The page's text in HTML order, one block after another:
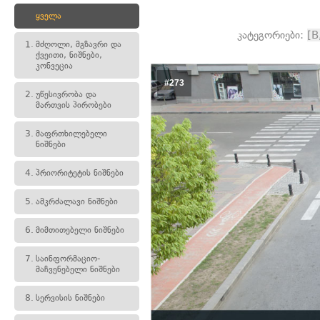
ყველა
1. მძღოლი, მგზავრი და
ქვეითი, ნიშნები,
კონვეცია
2. უწესივრობა და
მართვის პირობები
3. მაფრთხილებელი
ნიშნები
4. პრიორიტეტის ნიშნები
5. ამკრძალავი ნიშნები
6. მიმთითებელი ნიშნები
7. საინფორმაციო-
მაჩვენებელი ნიშნები
8. სერვისის ნიშნები
კატეგორიები:
#273